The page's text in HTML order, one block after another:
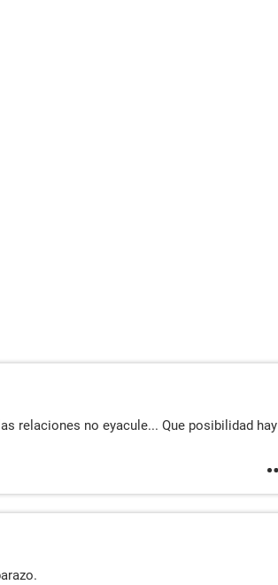
relaciones no eyacule... Que posibilidad hay